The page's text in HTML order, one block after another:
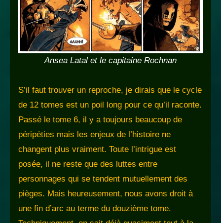
Ansea Latal et le capitaine Rochnan
S’il faut trouver un reproche, je dirais que le cycle
de 12 tomes est un poil long pour ce qu’il raconte.
Passé le tome 6, il y a toujours beaucoup de
péripéties mais les enjeux de l’histoire ne
changent plus vraiment. Toute l’intrigue est
posée, il ne reste que des luttes entre
personnages qui se tendent mutuellement des
pièges. Mais heureusement, nous avons droit à
une fin d’arc au terme du douzième tome.